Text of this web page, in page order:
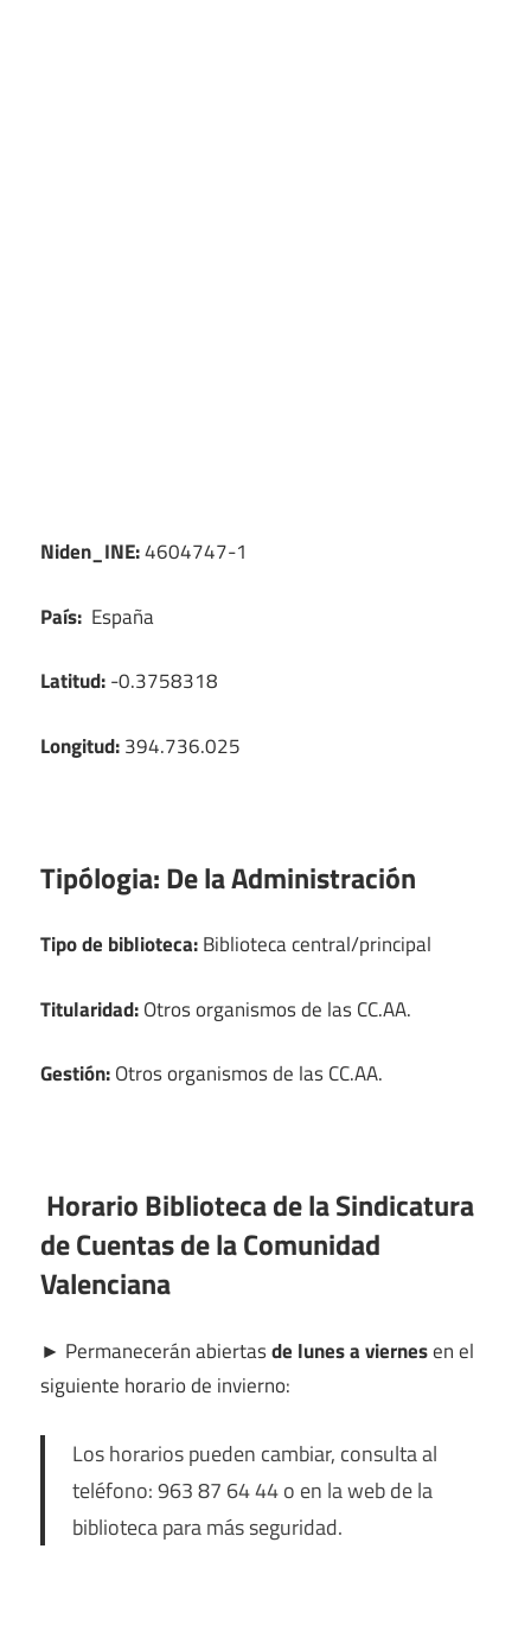
Niden_INE:4604747-1
País: España
Latitud:-0.3758318
Longitud:394.736.025
Tipólogia:De la Administración
Tipo de biblioteca:Biblioteca central/principal
Titularidad:Otros organismos de las CC.AA.
Gestión:Otros organismos de las CC.AA.
Horario Biblioteca de la Sindicatura
de Cuentas de la Comunidad
Valenciana
► Permanecerán abiertasde lunes a viernesen el
siguiente horario de invierno:
Los horarios pueden cambiar, consulta al
teléfono: 963 87 64 44 o en la web de la
biblioteca para más seguridad.